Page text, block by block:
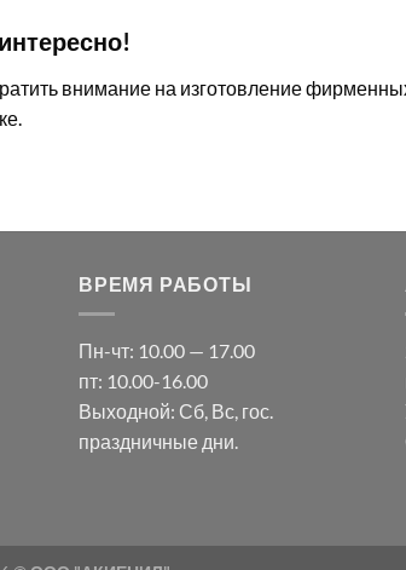
внимание на изготовление
ВРЕМЯ РАБОТЫ
Пн-чт: 10.00 — 17.00
пт: 10.00-16.00
Выходной: Сб, Вс, гос.
праздничные дни.